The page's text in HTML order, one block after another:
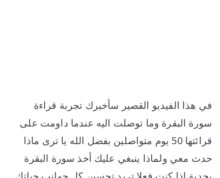
في هذا الفيديو القصير سأخبرك تجربة قراءة
سورة البقرة وما توصلت اليه عندما داومت على
قرائتها 50 يوم متواصلين بفضل الله يا ترى ماذا
حدث معي ولماذا ينبغي عليك أخذ سورة البقرة